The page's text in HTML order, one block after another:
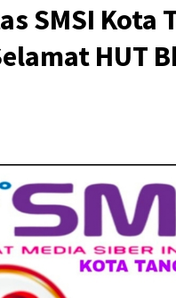
SMSI Kota
HUT